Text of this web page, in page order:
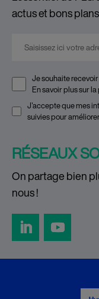
actus et bons
E-mail
Je souhaite
En savoir plus sur la
J'accepte que mes
suivies pour
RÉSEAUX
On partage bien
nous !